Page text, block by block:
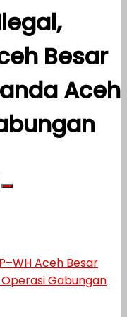
Besar
Aceh